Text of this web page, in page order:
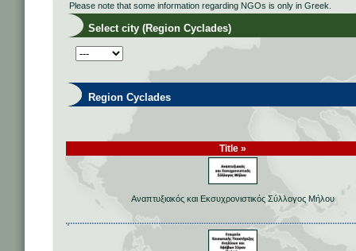
Please note that some information regarding NGOs is only in Greek.
Select city (Region Cyclades)
Region Cyclades
Title »
Αναπτυξιακός και Εκσυχρονιστικός Σύλλογος Μήλου